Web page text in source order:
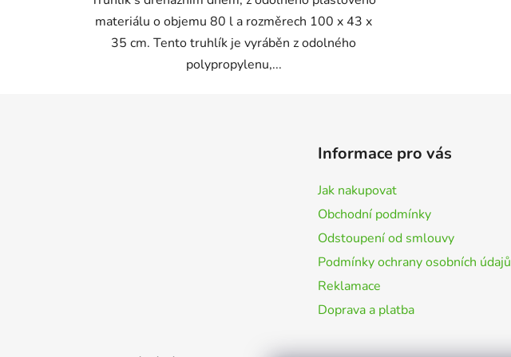
materiálu o objemu 80 l a rozměrech 100 x 43 x
35 cm. Tento truhlík je vyráběn z odolného
polypropylenu,...
Informace pro vás
Jak nakupovat
Obchodní podmínky
Odstoupení od smlouvy
Podmínky ochrany osobních údajů
Reklamace
Doprava a platba